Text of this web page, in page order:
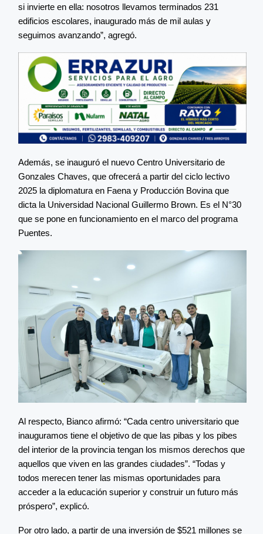
si invierte en ella: nosotros llevamos terminados 231
edificios escolares, inaugurado más de mil aulas y
seguimos avanzando”, agregó.
Además, se inauguró el nuevo Centro Universitario de
Gonzales Chaves, que ofrecerá a partir del ciclo lectivo
2025 la diplomatura en Faena y Producción Bovina que
dicta la Universidad Nacional Guillermo Brown. Es el N°30
que se pone en funcionamiento en el marco del programa
Puentes.
Al respecto, Bianco afirmó: “Cada centro universitario que
inauguramos tiene el objetivo de que las pibas y los pibes
del interior de la provincia tengan los mismos derechos que
aquellos que viven en las grandes ciudades”. “Todas y
todos merecen tener las mismas oportunidades para
acceder a la educación superior y construir un futuro más
próspero”, explicó.
Por otro lado, a partir de una inversión de $521 millones se